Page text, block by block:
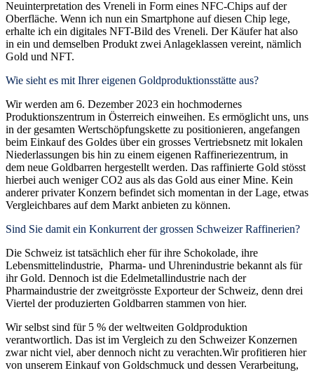
Neuinterpretation des Vreneli in Form eines NFC-Chips auf der
Oberfläche. Wenn ich nun ein Smartphone auf diesen Chip lege,
erhalte ich ein digitales NFT-Bild des Vreneli. Der Käufer hat also
in ein und demselben Produkt zwei Anlageklassen vereint, nämlich
Gold und NFT.
Wie sieht es mit Ihrer eigenen Goldproduktionsstätte aus?
Wir werden am 6. Dezember 2023 ein hochmodernes
Produktionszentrum in Österreich einweihen. Es ermöglicht uns, uns
in der gesamten Wertschöpfungskette zu positionieren, angefangen
beim Einkauf des Goldes über ein grosses Vertriebsnetz mit lokalen
Niederlassungen bis hin zu einem eigenen Raffineriezentrum, in
dem neue Goldbarren hergestellt werden. Das raffinierte Gold stösst
hierbei auch weniger CO2 aus als das Gold aus einer Mine. Kein
anderer privater Konzern befindet sich momentan in der Lage, etwas
Vergleichbares auf dem Markt anbieten zu können.
Sind Sie damit ein Konkurrent der grossen Schweizer Raffinerien?
Die Schweiz ist tatsächlich eher für ihre Schokolade, ihre
Lebensmittelindustrie, Pharma- und Uhrenindustrie bekannt als für
ihr Gold. Dennoch ist die Edelmetallindustrie nach der
Pharmaindustrie der zweitgrösste Exporteur der Schweiz, denn drei
Viertel der produzierten Goldbarren stammen von hier.
Wir selbst sind für 5 % der weltweiten Goldproduktion
verantwortlich. Das ist im Vergleich zu den Schweizer Konzernen
zwar nicht viel, aber dennoch nicht zu verachten.Wir profitieren hier
von unserem Einkauf von Goldschmuck und dessen Verarbeitung,